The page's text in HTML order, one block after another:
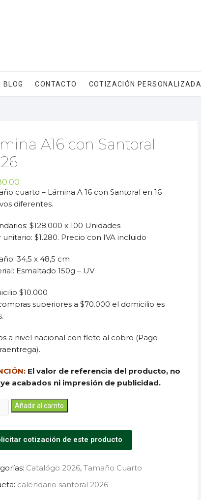
BLOG CONTACTO COTIZACIÓN PERSONALIZADA
A16 con Santoral
cuarto – Lámina A 16 con Santoral en 16
diferentes.
$128.000 x 100 Unidades
unitario: $1.280. Precio con IVA incluido
34,5 x 48,5 cm
Esmaltado 150g – UV
$10.000
superiores a $70.000 el domicilio es
a nivel nacional con flete al cobro (Pago
El valor de referencia del producto, no
acabados ni impresión de publicidad.
Añadir al carrito
cotización de este producto
Catalógo 2026, Tamaño Cuarto
calendario santoral 2026